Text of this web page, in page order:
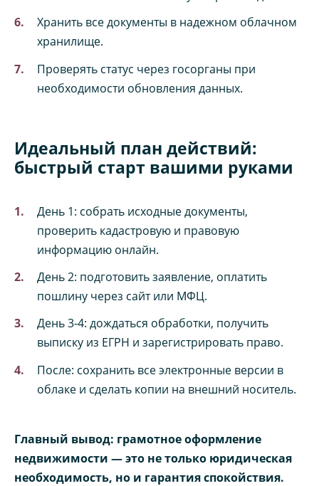
Хранить все документы в надежном облачном
хранилище.
Проверять статус через госорганы при
необходимости обновления данных.
Идеальный план действий:
быстрый старт вашими руками
День 1: собрать исходные документы,
проверить кадастровую и правовую
информацию онлайн.
День 2: подготовить заявление, оплатить
пошлину через сайт или МФЦ.
День 3-4: дождаться обработки, получить
выписку из ЕГРН и зарегистрировать право.
После: сохранить все электронные версии в
облаке и сделать копии на внешний носитель.
Главный вывод: грамотное оформление
недвижимости — это не только юридическая
необходимость, но и гарантия спокойствия.